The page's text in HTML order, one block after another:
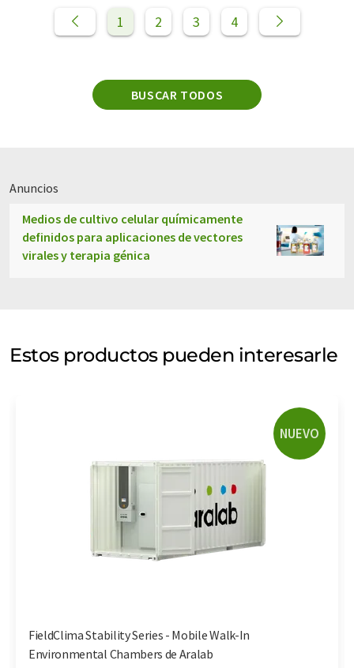
1 2 3 4
BUSCAR TODOS
Anuncios
Medios de cultivo celular químicamente
definidos para aplicaciones de vectores
virales y terapia génica
Estos productos pueden interesarle
NUEVO
FieldClima Stability Series - Mobile Walk-In
Environmental Chambers de Aralab